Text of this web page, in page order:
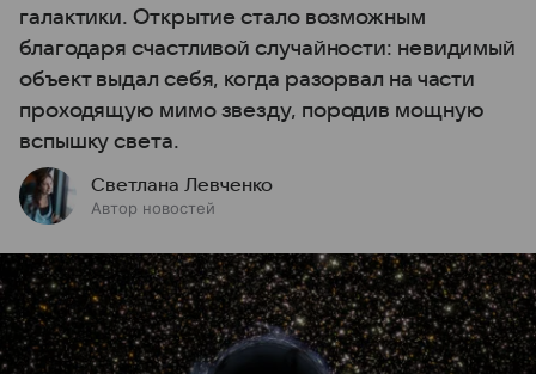
галактики. Открытие стало возможным
благодаря счастливой случайности: невидимый
объект выдал себя, когда разорвал на части
проходящую мимо звезду, породив мощную
вспышку света.
Светлана Левченко
Автор новостей